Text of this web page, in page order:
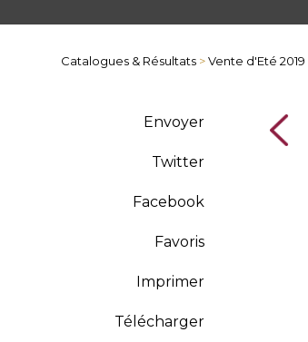
Catalogues & Résultats >Vente d'Eté 2019
Envoyer
Twitter
Facebook
Favoris
Imprimer
Télécharger